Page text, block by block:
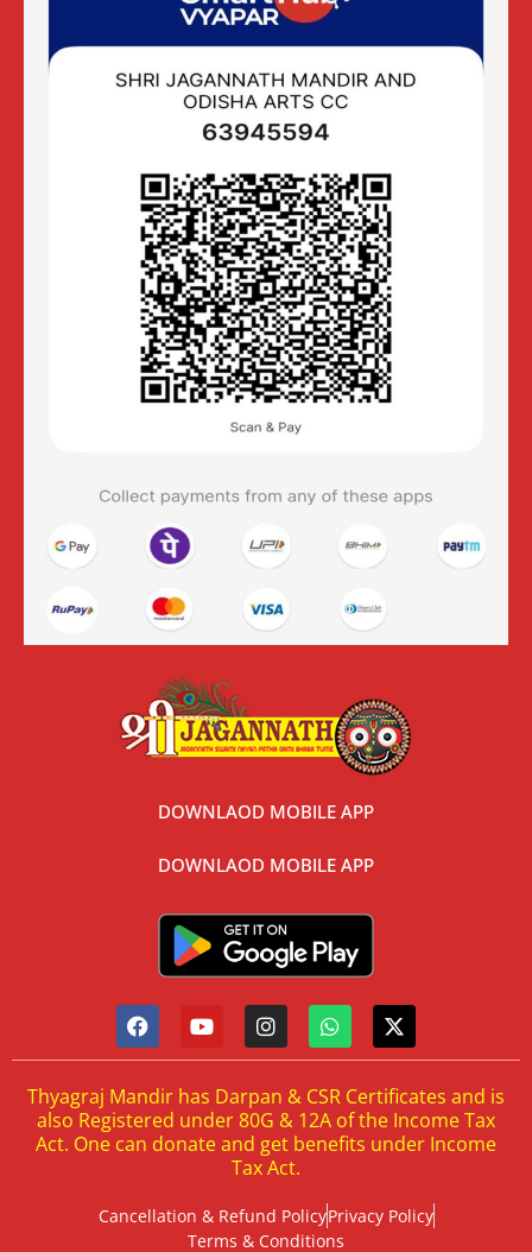
DOWNLAOD MOBILE APP
DOWNLAOD MOBILE APP
Thyagraj Mandir has Darpan & CSR Certificates and is
also Registered under 80G & 12A of the Income Tax
Act. One can donate and get benefits under Income
Tax Act.
Cancellation & Refund PolicyPrivacy Policy
Terms & Conditions